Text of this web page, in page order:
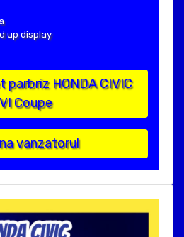
up display
HONDA CIVIC
VI Coupe
vanzatorul